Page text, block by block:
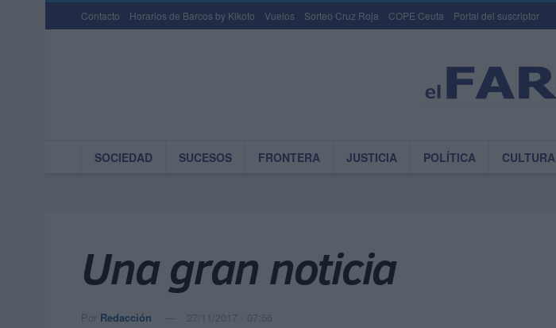
Contacto Horarios de Barcos by Kikoto Vuelos Sorteo Cruz Roja COPE Ceuta Portal del suscriptor
SOCIEDAD SUCESOS FRONTERA JUSTICIA POLÍTICA CULTURA
Una gran noticia
Por Redacción 27/11/2017 - 07:56